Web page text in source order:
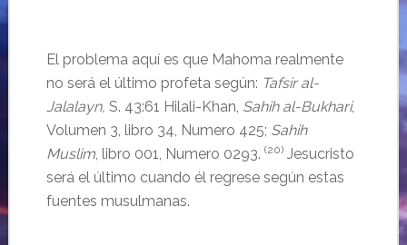
El problema aquí es que Mahoma realmente
no será el último profeta según: Tafsir al-
Jalalayn, S. 43:61 Hilali-Khan, Sahih al-Bukhari,
Volumen 3, libro 34, Numero 425; Sahih
Muslim, libro 001, Numero 0293. (20)Jesucristo
será el último cuando él regrese según estas
fuentes musulmanas.